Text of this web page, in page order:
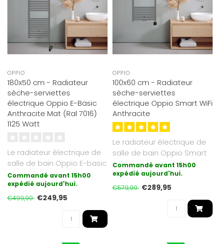
OPPIO
180x50 cm - Radiateur
sèche-serviettes
électrique Oppio E-Basic
Anthracite Mat (Ral 7016)
1125 Watt
Le radiateur électrique de
salle de bain Oppio E-basic
est la forme de chauffag..
Commandé avant 15h00
expédié aujourd'hui.
€499,90 €249,95
OPPIO
100x60 cm - Radiateur
sèche-serviettes
électrique Oppio Smart WiFi
Anthracite
Le radiateur électrique de
salle de bain Oppio Smart
Wifi avec commande sans
fi..
Commandé avant 15h00
expédié aujourd'hui.
€579,90 €289,95